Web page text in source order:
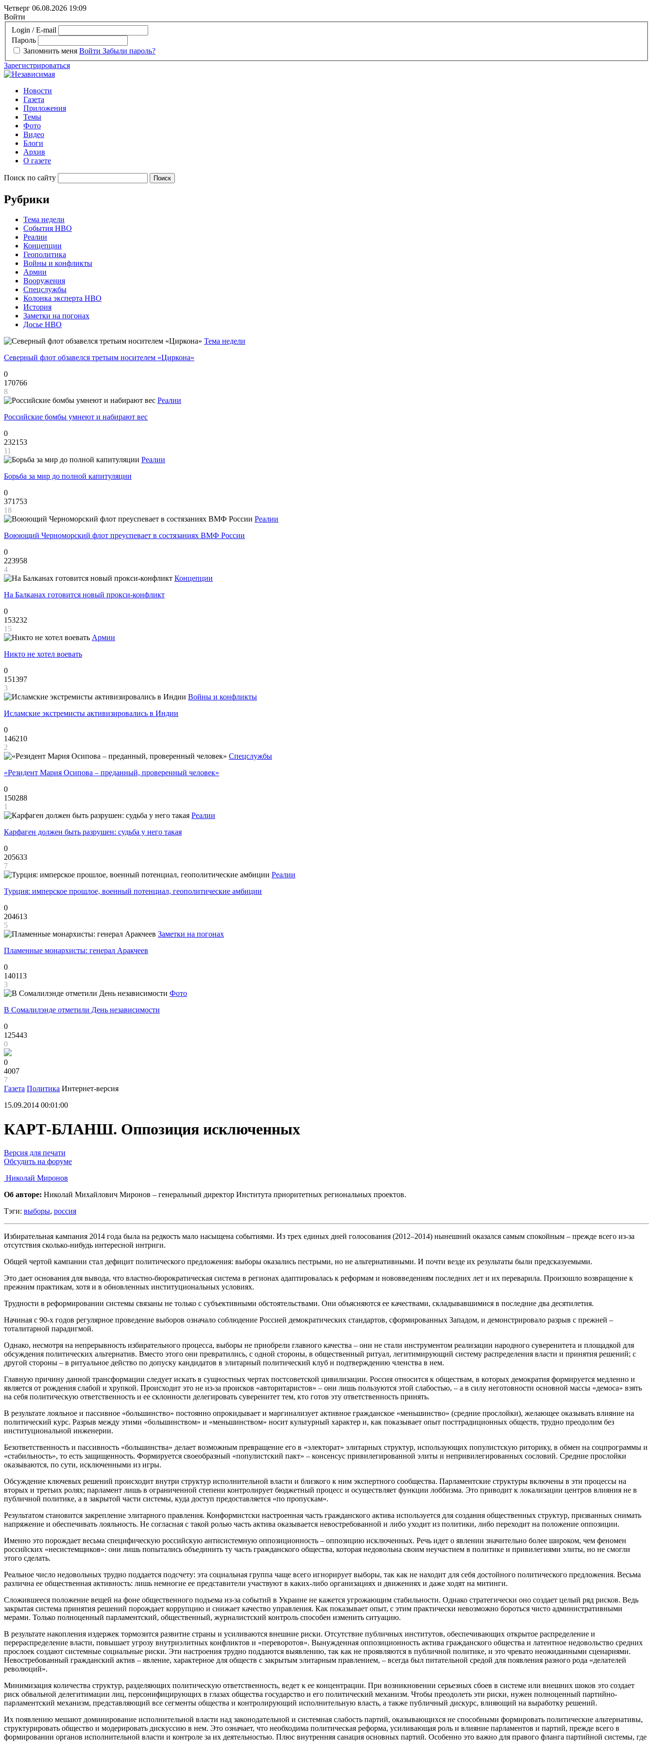
Четверг 06.08.2026 19:09
Войти
Login / E-mail
Пароль
Запомнить меня Войти Забыли пароль?
Зарегистрироваться
Новости
Газета
Приложения
Темы
Фото
Видео
Блоги
Архив
О газете
Поиск по сайту
Рубрики
Тема недели
События НВО
Реалии
Концепции
Геополитика
Войны и конфликты
Армии
Вооружения
Спецслужбы
Колонка эксперта НВО
История
Заметки на погонах
Досье НВО
Тема недели
Северный флот обзавелся третьим носителем «Циркона»
0
170766
8
Реалии
Российские бомбы умнеют и набирают вес
0
232153
11
Реалии
Борьба за мир до полной капитуляции
0
371753
18
Реалии
Воюющий Черноморский флот преуспевает в состязаниях ВМФ России
0
223958
4
Концепции
На Балканах готовится новый прокси-конфликт
0
153232
15
Армии
Никто не хотел воевать
0
151397
3
Войны и конфликты
Исламские экстремисты активизировались в Индии
0
146210
2
Спецслужбы
«Резидент Мария Осипова – преданный, проверенный человек»
0
150288
1
Реалии
Карфаген должен быть разрушен: судьба у него такая
0
205633
7
Реалии
Турция: имперское прошлое, военный потенциал, геополитические амбиции
0
204613
5
Заметки на погонах
Пламенные монархисты: генерал Аракчеев
0
140113
3
Фото
В Сомалилэнде отметили День независимости
0
125443
0
0
4007
7
Газета Политика Интернет-версия
15.09.2014 00:01:00
КАРТ-БЛАНШ. Оппозиция исключенных
Версия для печати
Обсудить на форуме
Николай Миронов
Об авторе: Николай Михайлович Миронов – генеральный директор Института приоритетных региональных проектов.
Тэги: выборы, россия
Избирательная кампания 2014 года была на редкость мало насыщена событиями. Из трех единых дней голосования (2012–2014) нынешний оказался самым спокойным – прежде всего из-за
отсутствия сколько-нибудь интересной интриги.
Общей чертой кампании стал дефицит политического предложения: выборы оказались пестрыми, но не альтернативными. И почти везде их результаты были предсказуемыми.
Это дает основания для вывода, что властно-бюрократическая система в регионах адаптировалась к реформам и нововведениям последних лет и их переварила. Произошло возвращение к
прежним практикам, хотя и в обновленных институциональных условиях.
Трудности в реформировании системы связаны не только с субъективными обстоятельствами. Они объясняются ее качествами, складывавшимися в последние два десятилетия.
Начиная с 90-х годов регулярное проведение выборов означало соблюдение Россией демократических стандартов, сформированных Западом, и демонстрировало разрыв с прежней –
тоталитарной парадигмой.
Однако, несмотря на непрерывность избирательного процесса, выборы не приобрели главного качества – они не стали инструментом реализации народного суверенитета и площадкой для
обсуждения политических альтернатив. Вместо этого они превратились, с одной стороны, в общественный ритуал, легитимирующий систему распределения власти и принятия решений; с
другой стороны – в ритуальное действо по допуску кандидатов в элитарный политический клуб и подтверждению членства в нем.
Главную причину данной трансформации следует искать в сущностных чертах постсоветской цивилизации. Россия относится к обществам, в которых демократия формируется медленно и
является от рождения слабой и хрупкой. Происходит это не из-за происков «авторитаристов» – они лишь пользуются этой слабостью, – а в силу неготовности основной массы «демоса» взять
на себя политическую ответственность и ее склонности делегировать суверенитет тем, кто готов эту ответственность принять.
В результате лояльное и пассивное «большинство» постоянно опрокидывает и маргинализует активное гражданское «меньшинство» (средние прослойки), желающее оказывать влияние на
политический курс. Разрыв между этими «большинством» и «меньшинством» носит культурный характер и, как показывает опыт посттрадиционных обществ, трудно преодолим без
институциональной инженерии.
Безответственность и пассивность «большинства» делает возможным превращение его в «электорат» элитарных структур, использующих популистскую риторику, в обмен на соцпрограммы и
«стабильность», то есть защищенность. Формируется своеобразный «популистский пакт» – консенсус привилегированной элиты и непривилегированных сословий. Средние прослойки
оказываются, по сути, исключенными из игры.
Обсуждение ключевых решений происходит внутри структур исполнительной власти и близкого к ним экспертного сообщества. Парламентские структуры включены в эти процессы на
вторых и третьих ролях; парламент лишь в ограниченной степени контролирует бюджетный процесс и осуществляет функции лоббизма. Это приводит к локализации центров влияния не в
публичной политике, а в закрытой части системы, куда доступ предоставляется «по пропускам».
Результатом становится закрепление элитарного правления. Конформистски настроенная часть гражданского актива используется для создания общественных структур, призванных снимать
напряжение и обеспечивать лояльность. Не согласная с такой ролью часть актива оказывается невостребованной и либо уходит из политики, либо переходит на положение оппозиции.
Именно это порождает весьма специфическую российскую антисистемную оппозиционность – оппозицию исключенных. Речь идет о явлении значительно более широком, чем феномен
российских «несистемщиков»: они лишь попытались объединить ту часть гражданского общества, которая недовольна своим неучастием в политике и привилегиями элиты, но не смогли
этого сделать.
Реальное число недовольных трудно поддается подсчету: эта социальная группа чаще всего игнорирует выборы, так как не находит для себя достойного политического предложения. Весьма
различна ее общественная активность: лишь немногие ее представители участвуют в каких-либо организациях и движениях и даже ходят на митинги.
Сложившееся положение вещей на фоне общественного подъема из-за событий в Украине не кажется угрожающим стабильности. Однако стратегически оно создает целый ряд рисков. Ведь
закрытая система принятия решений порождает коррупцию и снижает качество управления. Как показывает опыт, с этим практически невозможно бороться чисто административными
мерами. Только полноценный парламентский, общественный, журналистский контроль способен изменить ситуацию.
В результате накопления издержек тормозится развитие страны и усиливаются внешние риски. Отсутствие публичных институтов, обеспечивающих открытое распределение и
перераспределение власти, повышает угрозу внутриэлитных конфликтов и «переворотов». Вынужденная оппозиционность актива гражданского общества и латентное недовольство средних
прослоек создают системные социальные риски. Эти настроения трудно поддаются выявлению, так как не проявляются в публичной политике, и это чревато неожиданными сценариями.
Невостребованный гражданский актив – явление, характерное для обществ с закрытым элитарным правлением, – всегда был питательной средой для появления разного рода «делателей
революций».
Минимизация количества структур, разделяющих политическую ответственность, ведет к ее концентрации. При возникновении серьезных сбоев в системе или внешних шоков это создает
риск обвальной делегитимации лиц, персонифицирующих в глазах общества государство и его политический механизм. Чтобы преодолеть эти риски, нужен полноценный партийно-
парламентский механизм, представляющий все сегменты общества и контролирующий исполнительную власть, а также публичный дискурс, влияющий на выработку решений.
Их появлению мешают доминирование исполнительной власти над законодательной и системная слабость партий, оказывающихся не способными формировать политические альтернативы,
структурировать общество и модерировать дискуссию в нем. Это означает, что необходима политическая реформа, усиливающая роль и влияние парламентов и партий, прежде всего в
формировании органов исполнительной власти и контроле за их деятельностью. Плюс внутренняя санация основных партий. Особенно это важно для правого фланга партийной системы, где